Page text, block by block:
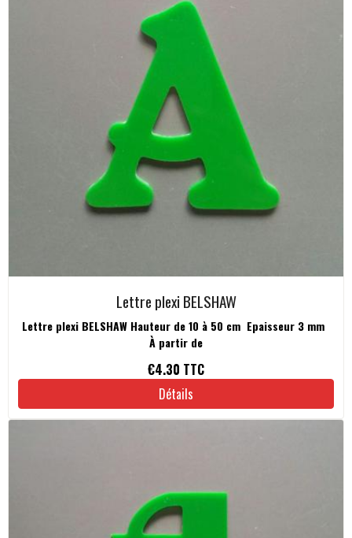
Lettre plexi BELSHAW
Lettre plexi BELSHAW Hauteur de 10 à 50 cm Epaisseur 3 mm
À partir de
€4.30 TTC
Détails